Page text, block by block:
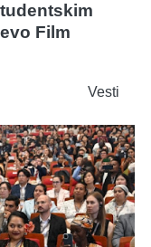
Film
Vesti